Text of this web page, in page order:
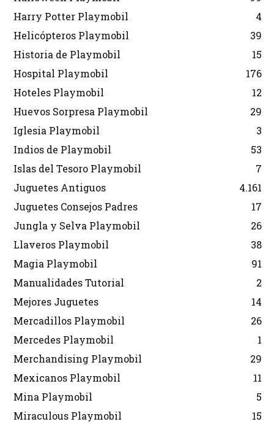
Harry Potter Playmobil
4
Helicópteros Playmobil
39
Historia de Playmobil
15
Hospital Playmobil
176
Hoteles Playmobil
12
Huevos Sorpresa Playmobil
29
Iglesia Playmobil
3
Indios de Playmobil
53
Islas del Tesoro Playmobil
7
Juguetes Antiguos
4.161
Juguetes Consejos Padres
17
Jungla y Selva Playmobil
26
Llaveros Playmobil
38
Magia Playmobil
91
Manualidades Tutorial
2
Mejores Juguetes
14
Mercadillos Playmobil
26
Mercedes Playmobil
1
Merchandising Playmobil
29
Mexicanos Playmobil
11
Mina Playmobil
5
Miraculous Playmobil
15